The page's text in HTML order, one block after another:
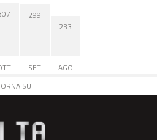
299
SET
233
AGO
SU